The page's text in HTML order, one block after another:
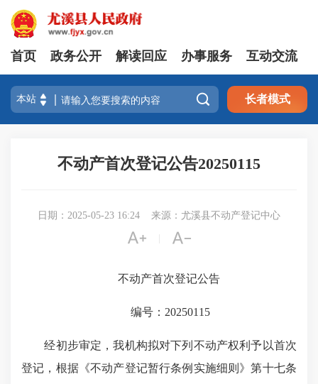
首页 政务公开 解读回应 办事服务 互动交流
 长者模式
不动产首次登记公告20250115
日期：2025-05-23 16:24 来源：尤溪县不动产登记中心
 
不动产首次登记公告
编号：20250115
经初步审定，我机构拟对下列不动产权利予以首次
登记，根据《不动产登记暂行条例实施细则》第十七条